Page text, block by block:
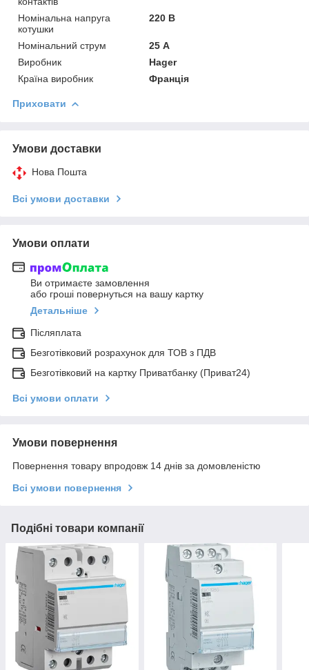
Номінальна напруга
котушки
220 В
Номінальний струм
25 А
Виробник
Hager
Країна виробник
Франція
Приховати
Умови доставки
Нова Пошта
Всі умови доставки
Умови оплати
Ви отримаєте замовлення
або гроші повернуться на вашу картку
Детальніше
Післяплата
Безготівковий розрахунок для ТОВ з ПДВ
Безготівковий на картку Приватбанку (Приват24)
Всі умови оплати
Умови повернення
Повернення товару впродовж 14 днів за домовленістю
Всі умови повернення
Подібні товари компанії